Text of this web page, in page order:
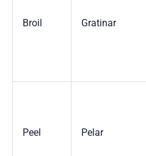
Broil Gratinar
Peel Pelar